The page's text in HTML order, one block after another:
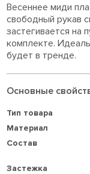
Весеннее миди
свободный рукав
застегивается на
комплекте.
будет в тренде.
Основные
Тип товара
Материал
Состав
Застежка